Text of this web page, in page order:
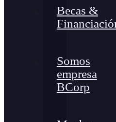
Becas &
Somos
empresa
BCorp